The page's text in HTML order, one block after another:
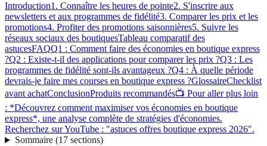
Introduction1. Connaître les heures de pointe2. S'inscrire aux
newsletters et aux programmes de fidélité3. Comparer les prix et les
promotions4. Profiter des promotions saisonnières5. Suivre les
réseaux sociaux des boutiquesTableau comparatif des
astucesFAQQ1 : Comment faire des économies en boutique express
?Q2 : Existe-t-il des applications pour comparer les prix ?Q3 : Les
programmes de fidélité sont-ils avantageux ?Q4 : À quelle période
devrais-je faire mes courses en boutique express ?GlossaireChecklist
avant achatConclusionProduits recommandés📺 Pour aller plus loin
: *Découvrez comment maximiser vos économies en boutique
express*, une analyse complète de stratégies d'économies.
Recherchez sur YouTube : "astuces offres boutique express 2026".
Sommaire(17 sections)